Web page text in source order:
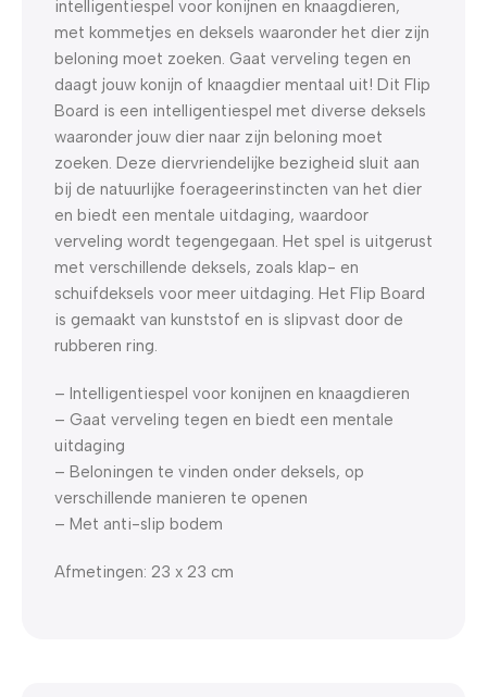
intelligentiespel voor konijnen en knaagdieren,
met kommetjes en deksels waaronder het dier zijn
beloning moet zoeken. Gaat verveling tegen en
daagt jouw konijn of knaagdier mentaal uit! Dit Flip
Board is een intelligentiespel met diverse deksels
waaronder jouw dier naar zijn beloning moet
zoeken. Deze diervriendelijke bezigheid sluit aan
bij de natuurlijke foerageerinstincten van het dier
en biedt een mentale uitdaging, waardoor
verveling wordt tegengegaan. Het spel is uitgerust
met verschillende deksels, zoals klap- en
schuifdeksels voor meer uitdaging. Het Flip Board
is gemaakt van kunststof en is slipvast door de
rubberen ring.
– Intelligentiespel voor konijnen en knaagdieren
– Gaat verveling tegen en biedt een mentale
uitdaging
– Beloningen te vinden onder deksels, op
verschillende manieren te openen
– Met anti-slip bodem
Afmetingen: 23 x 23 cm